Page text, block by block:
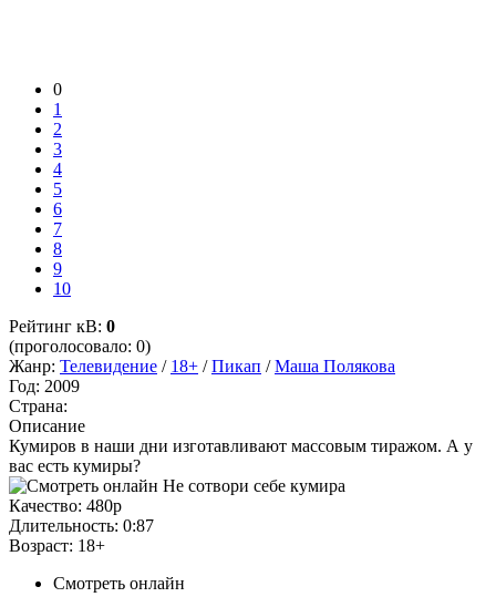
0
1
2
3
4
5
6
7
8
9
10
Рейтинг кВ: 0
(проголосовало: 0)
Жанр: Телевидение / 18+ /Пикап /Маша Полякова
Год: 2009
Страна:
Описание
Кумиров в наши дни изготавливают массовым тиражом. А у
вас есть кумиры?
Качество: 480p
Длительность: 0:87
Возраст: 18+
Смотреть онлайн